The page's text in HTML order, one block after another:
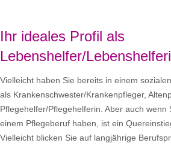
Ihr ideales Profil als
Lebenshelfer/
Vielleicht haben Sie bereits in einem
als Krankenschwester/Krankenpfleger,
Pflegehelfer/Pflegehelferin. Aber auch wenn
einem Pflegeberuf haben, ist ein
Vielleicht blicken Sie auf langjährige